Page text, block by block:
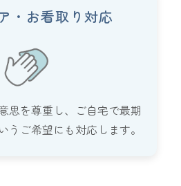
・お看取り対応
思を尊重し、ご自宅で最期
うご希望にも対応します。